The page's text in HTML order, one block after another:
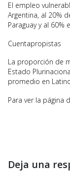
El empleo
Argentina, al 20%
Paraguay y al 60%
Cuentapropistas
La proporción de
Estado
promedio en
Para ver la página
Deja una